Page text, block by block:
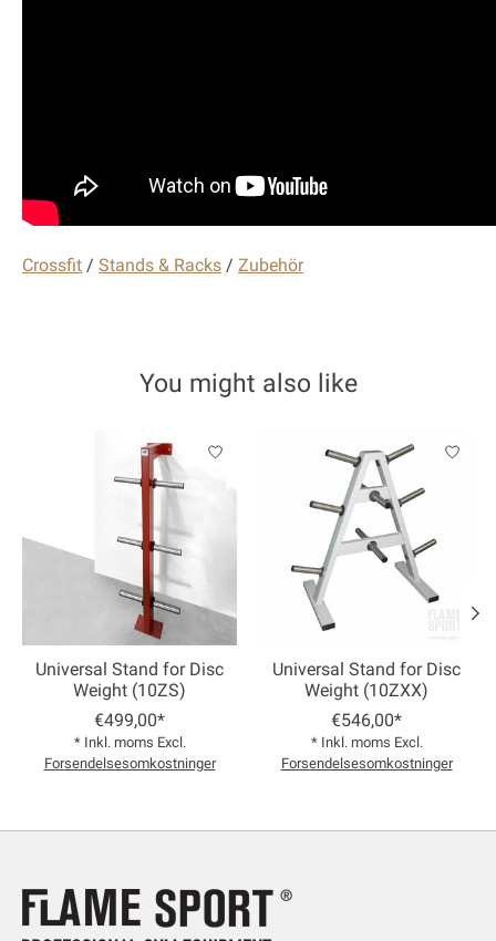
Crossfit / Stands & Racks / Zubehör
You might also like
Product carousel items
Universal Stand for Disc
Weight (10ZS)
€499,00*
* Inkl. moms Excl.
Forsendelsesomkostninger
Universal Stand for Disc
Weight (10ZXX)
€546,00*
* Inkl. moms Excl.
Forsendelsesomkostninger